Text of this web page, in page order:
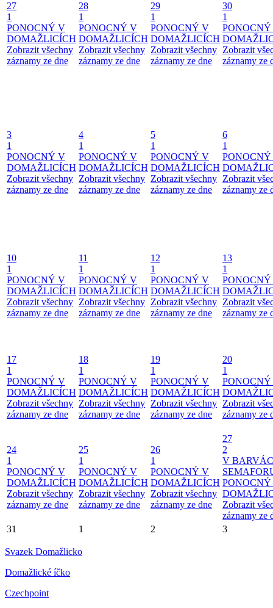
27
1
PONOCNÝ V
DOMAŽLICÍCH
Zobrazit všechny
záznamy ze dne
28
1
PONOCNÝ V
DOMAŽLICÍCH
Zobrazit všechny
záznamy ze dne
29
1
PONOCNÝ V
DOMAŽLICÍCH
Zobrazit všechny
záznamy ze dne
30
1
Zobrazit
záznamy ze
3
1
PONOCNÝ V
DOMAŽLICÍCH
Zobrazit všechny
záznamy ze dne
4
1
PONOCNÝ V
DOMAŽLICÍCH
Zobrazit všechny
záznamy ze dne
5
1
PONOCNÝ V
DOMAŽLICÍCH
Zobrazit všechny
záznamy ze dne
6
1
Zobrazit
záznamy ze
10
1
PONOCNÝ V
DOMAŽLICÍCH
Zobrazit všechny
záznamy ze dne
11
1
PONOCNÝ V
DOMAŽLICÍCH
Zobrazit všechny
záznamy ze dne
12
1
PONOCNÝ V
DOMAŽLICÍCH
Zobrazit všechny
záznamy ze dne
13
1
Zobrazit
záznamy ze
17
1
PONOCNÝ V
DOMAŽLICÍCH
Zobrazit všechny
záznamy ze dne
18
1
PONOCNÝ V
DOMAŽLICÍCH
Zobrazit všechny
záznamy ze dne
19
1
PONOCNÝ V
DOMAŽLICÍCH
Zobrazit všechny
záznamy ze dne
20
1
Zobrazit
záznamy ze
24
1
PONOCNÝ V
DOMAŽLICÍCH
Zobrazit všechny
záznamy ze dne
25
1
PONOCNÝ V
DOMAŽLICÍCH
Zobrazit všechny
záznamy ze dne
26
1
PONOCNÝ V
DOMAŽLICÍCH
Zobrazit všechny
záznamy ze dne
27
2
V
Zobrazit
záznamy ze
31
1 2 3
Svazek Domažlicko
Domažlické íčko
Czechpoint